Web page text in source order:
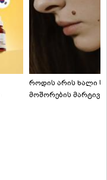
როდის არის ხალი
მოშორების